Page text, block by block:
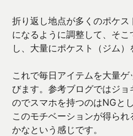
折り返し地点が多くのポケス
になるように調整して、そ
し、大量にポケスト（ジム）
これで毎日アイテムを大量
びます。参考ブログではジョ
のでスマホを持つのはNGと
このモチベーションが得ら
かなという感じです。